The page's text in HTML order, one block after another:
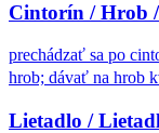
Cintorín / Hrob
prechádzať sa po
hrob; dávať na hrob
Lietadlo /